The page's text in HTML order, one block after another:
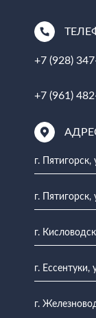
+7 (928)
+7 (961)
г. Пятигорск,
г.
г.
г. Ессентуки,
г.